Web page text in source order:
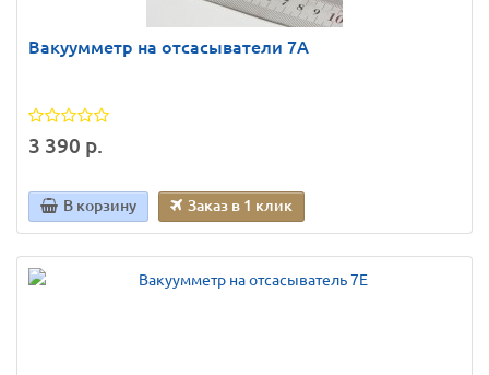
Вакуумметр на отсасыватели 7А
3 390 р.
В корзину Заказ в 1 клик